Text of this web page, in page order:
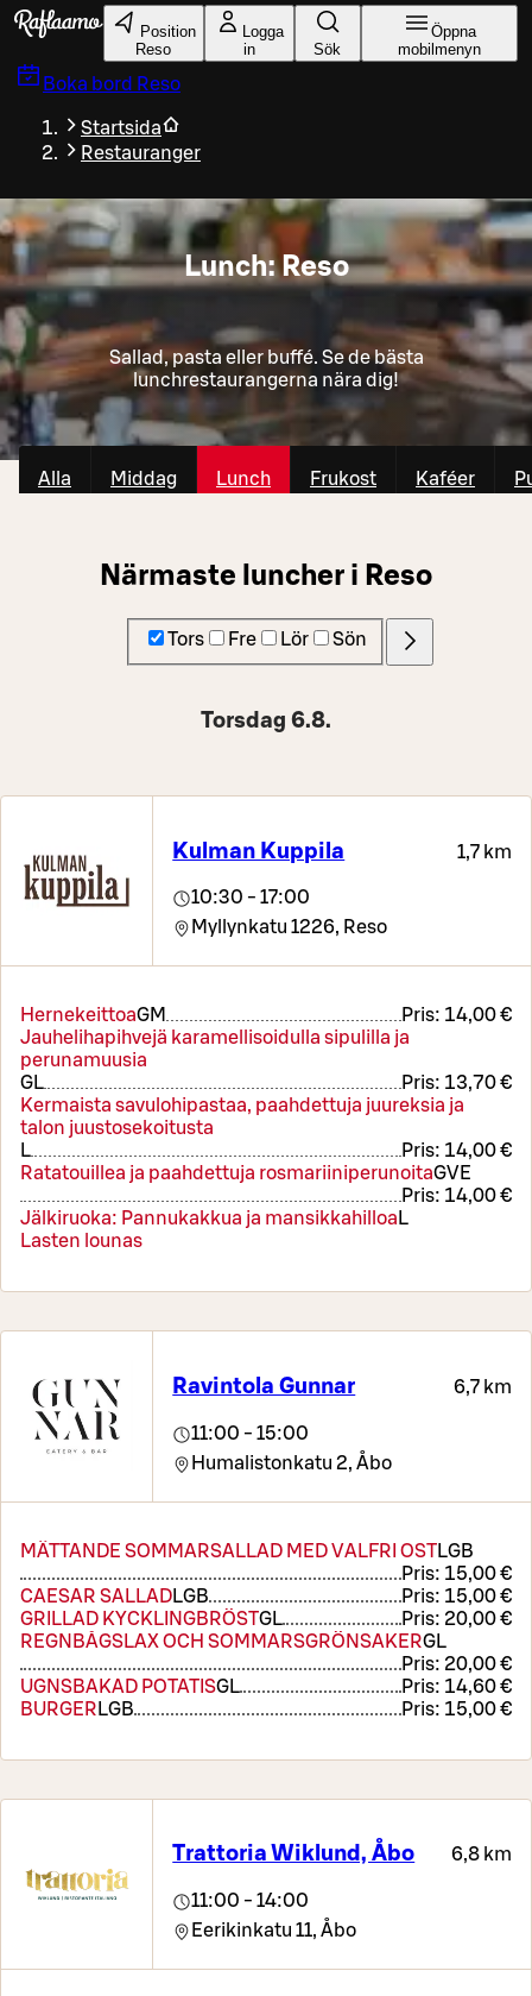
Gå till huvudinnehållet
Position
Reso
Logga
in
Sök
Öppna
mobilmenyn
Boka bord Reso
Startsida
Restauranger
Lunch: Reso
Sallad, pasta eller buffé. Se de bästa
lunchrestaurangerna nära dig!
Alla Middag Lunch Frukost Kaféer
Närmaste luncher i Reso
Tors Fre Lör Sön
Torsdag 6.8.
Kulman Kuppila 1,7 km
10:30 - 17:00
Myllynkatu 1226, Reso
HernekeittoaGM Pris: 14,00 €
Jauhelihapihvejä karamellisoidulla sipulilla ja
perunamuusia
GL Pris: 13,70 €
Kermaista savulohipastaa, paahdettuja juureksia ja
talon juustosekoitusta
L
Pris: 14,00 €
Ratatouillea ja paahdettuja rosmariiniperunoitaGVE
Pris: 14,00 €
Jälkiruoka: Pannukakkua ja mansikkahilloa L
Lasten lounas
Ravintola Gunnar 6,7 km
11:00 - 15:00
Humalistonkatu 2, Åbo
MÄTTANDE SOMMARSALLAD MED VALFRI OSTLGB
Pris: 15,00 €
CAESAR SALLADLGB Pris: 15,00 €
GRILLAD KYCKLINGBRÖSTGL Pris: 20,00 €
REGNBÅGSLAX OCH SOMMARSGRÖNSAKERGL
Pris: 20,00 €
UGNSBAKAD POTATISGL Pris: 14,60 €
BURGER LGB Pris: 15,00 €
Trattoria Wiklund, Åbo 6,8 km
11:00 - 14:00
Eerikinkatu 11, Åbo